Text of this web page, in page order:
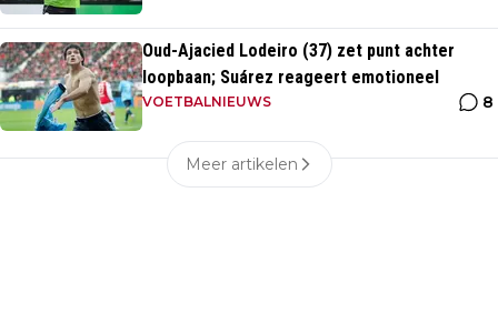
Oud-Ajacied Lodeiro (37) zet punt achter
loopbaan; Suárez reageert emotioneel
VOETBALNIEUWS 8
Meer artikelen